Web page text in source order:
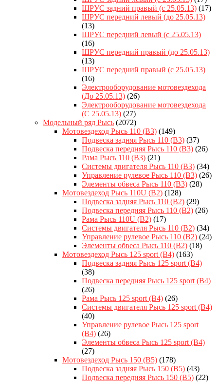
ШРУС задний правый (с 25.05.13) (17)
ШРУС передний левый (до 25.05.13)
(13)
ШРУС передний левый (с 25.05.13)
(16)
ШРУС передний правый (до 25.05.13)
(13)
ШРУС передний правый (с 25.05.13)
(16)
Электрооборудование мотовездехода
(До 25.05.13) (26)
Электрооборудование мотовездехода
(С 25.05.13) (27)
Модельный ряд Рысь (2072)
Мотовездеход Рысь 110 (B3) (149)
Подвеска задняя Рысь 110 (B3) (37)
Подвеска передняя Рысь 110 (B3) (26)
Рама Рысь 110 (B3) (21)
Системы двигателя Рысь 110 (B3) (34)
Управление рулевое Рысь 110 (B3) (26)
Элементы обвеса Рысь 110 (B3) (28)
Мотовездеход Рысь 110U (B2) (128)
Подвеска задняя Рысь 110 (B2) (29)
Подвеска передняя Рысь 110 (B2) (26)
Рама Рысь 110U (B2) (17)
Системы двигателя Рысь 110 (B2) (34)
Управление рулевое Рысь 110 (B2) (24)
Элементы обвеса Рысь 110 (B2) (18)
Мотовездеход Рысь 125 sport (B4) (163)
Подвеска задняя Рысь 125 sport (B4)
(38)
Подвеска передняя Рысь 125 sport (B4)
(26)
Рама Рысь 125 sport (B4) (26)
Системы двигателя Рысь 125 sport (B4)
(40)
Управление рулевое Рысь 125 sport
(B4) (26)
Элементы обвеса Рысь 125 sport (B4)
(27)
Мотовездеход Рысь 150 (B5) (178)
Подвеска задняя Рысь 150 (B5) (43)
Подвеска передняя Рысь 150 (B5) (22)